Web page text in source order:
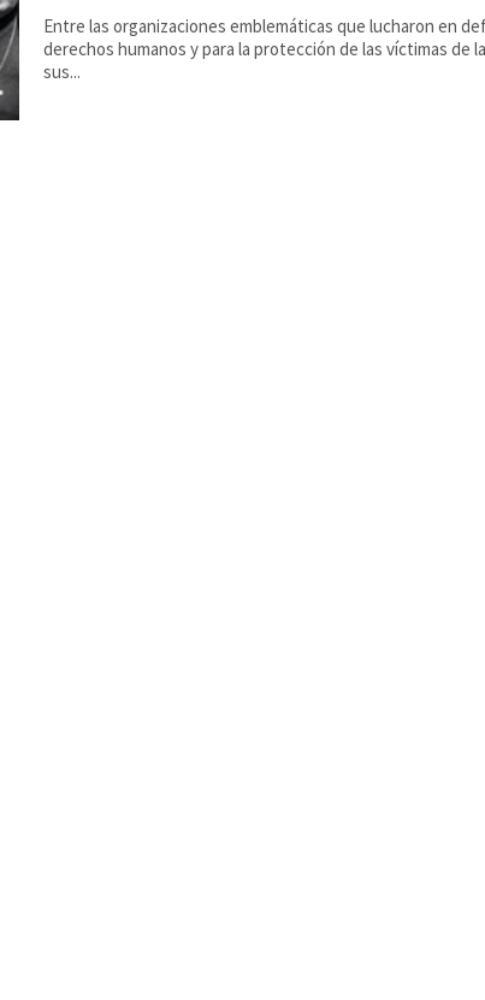
Entre las organizaciones emblemáticas que lucharon en
derechos humanos y para la protección de las víctimas de
sus...